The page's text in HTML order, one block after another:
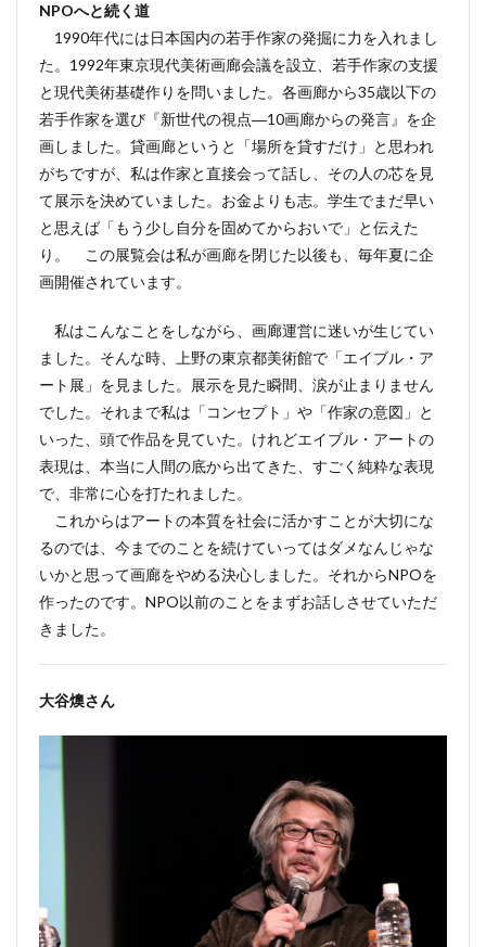
NPOへと続く道
1990年代には日本国内の若手作家の発掘に力を入れまし
た。1992年東京現代美術画廊会議を設立、若手作家の支援
と現代美術基礎作りを問いました。各画廊から35歳以下の
若手作家を選び『新世代の視点―10画廊からの発言』を企
画しました。貸画廊というと「場所を貸すだけ」と思われ
がちですが、私は作家と直接会って話し、その人の芯を見
て展示を決めていました。お金よりも志。学生でまだ早い
と思えば「もう少し自分を固めてからおいで」と伝えた
り。 この展覧会は私が画廊を閉じた以後も、毎年夏に企
画開催されています。
私はこんなことをしながら、画廊運営に迷いが生じてい
ました。そんな時、上野の東京都美術館で「エイブル・ア
ート展」を見ました。展示を見た瞬間、涙が止まりません
でした。それまで私は「コンセプト」や「作家の意図」と
いった、頭で作品を見ていた。けれどエイブル・アートの
表現は、本当に人間の底から出てきた、すごく純粋な表現
で、非常に心を打たれました。
これからはアートの本質を社会に活かすことが大切にな
るのでは、今までのことを続けていってはダメなんじゃな
いかと思って画廊をやめる決心しました。それからNPOを
作ったのです。NPO以前のことをまずお話しさせていただ
きました。
大谷燠さん